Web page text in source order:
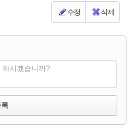
수정 삭제
하시겠습니까?